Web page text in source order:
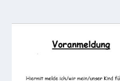
und